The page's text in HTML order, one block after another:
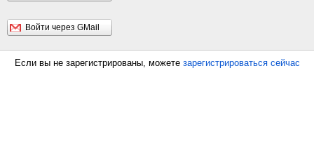
Войти через GMail
Если вы не зарегистрированы, можете зарегистрироваться сейчас